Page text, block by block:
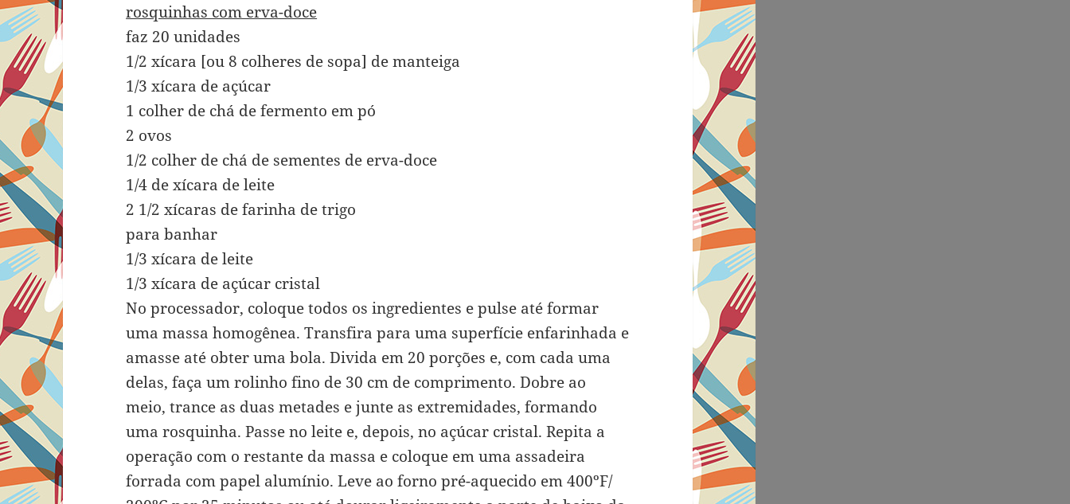
rosquinhas com erva-doce
faz 20 unidades
1/2 xícara [ou 8 colheres de sopa] de manteiga
1/3 xícara de açúcar
1 colher de chá de fermento em pó
2 ovos
1/2 colher de chá de sementes de erva-doce
1/4 de xícara de leite
2 1/2 xícaras de farinha de trigo
para banhar
1/3 xícara de leite
1/3 xícara de açúcar cristal
No processador, coloque todos os ingredientes e pulse até formar
uma massa homogênea. Transfira para uma superfície enfarinhada e
amasse até obter uma bola. Divida em 20 porções e, com cada uma
delas, faça um rolinho fino de 30 cm de comprimento. Dobre ao
meio, trance as duas metades e junte as extremidades, formando
uma rosquinha. Passe no leite e, depois, no açúcar cristal. Repita a
operação com o restante da massa e coloque em uma assadeira
forrada com papel alumínio. Leve ao forno pré-aquecido em 400ºF/